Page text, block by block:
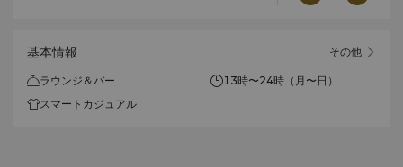
基本情報 その他
ラウンジ＆バー
13時〜24時（月〜日）
スマートカジュアル